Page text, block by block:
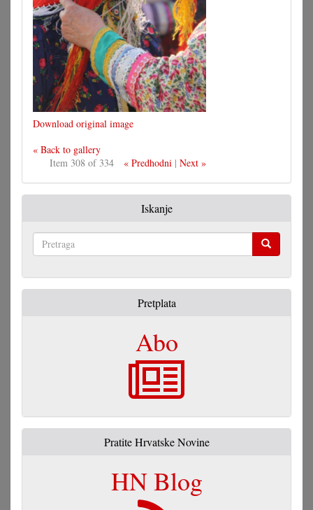
Download original image
« Back to gallery
Item 308 of 334
« Predhodni | Next »
Iskanje
Pretplata
Abo
Pratite Hrvatske Novine
HN Blog